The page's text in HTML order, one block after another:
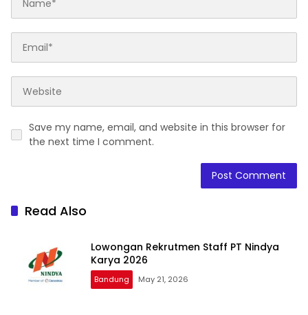
Save my name, email, and website in this browser for
the next time I comment.
Read Also
Lowongan Rekrutmen Staff PT Nindya
Karya 2026
Bandung May 21, 2026